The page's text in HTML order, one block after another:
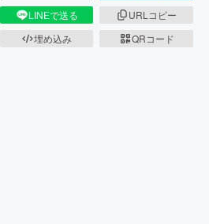
LINEで送る
URLコピー
埋め込み
QRコード